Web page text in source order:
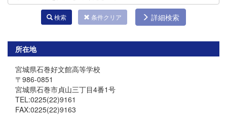
検索 条件クリア 詳細検索
所在地
宮城県石巻好文館高等学校
〒986-0851
宮城県石巻市貞山三丁目4番1号
TEL:0225(22)9161
FAX:0225(22)9163